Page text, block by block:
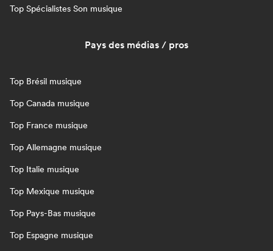
Top Spécialistes Son musique
Pays des médias / pros
Top Brésil musique
Top Canada musique
Top France musique
Top Allemagne musique
Top Italie musique
Top Mexique musique
Top Pays-Bas musique
Top Espagne musique